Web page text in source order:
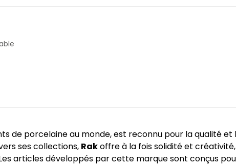
de porcelaine au monde, est reconnu pour la qualité
ses collections, Rakoffre à la fois solidité et
articles développés par cette marque sont conçus